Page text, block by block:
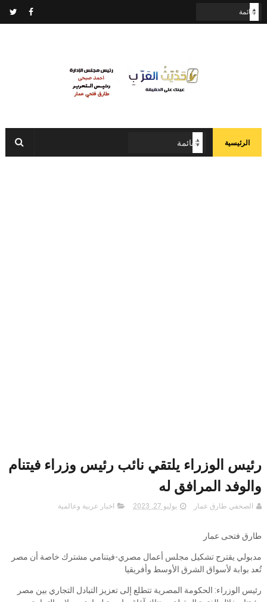
الرئيسية
رئيس الوزراء يلتقي نائب رئيس وزراء فيتنام
والوفد المرافق له
الصحفي طارق عمار يوليو 27, 2023 اخبار عربية وعالمية
طارق فتحى عمار
مدبولي يقترح تشكيل مجلس أعمال مصري-فيتنامي مشترك خاصة أن مصر
تُعد بوابة لأسواق الشرق الأوسط وأفريقيا
رئيس الوزراء: الحكومة المصرية تتطلع إلى تعزيز التبادل التجاري بين مصر